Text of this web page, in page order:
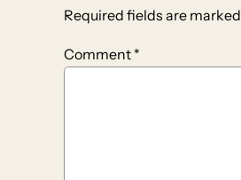
Required fields are marked
Comment *